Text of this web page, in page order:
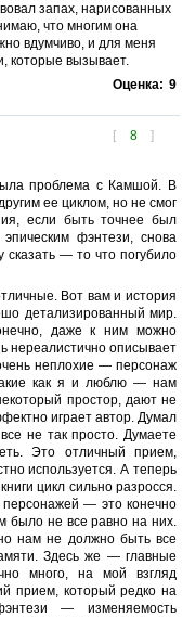
запах, нарисованных
что многим она
вдумчиво, и для меня
которые вызывает.
Оценка: 9
[ 8 ]
проблема с Камшой. В
ее циклом, но не смог
если быть точнее был
фэнтези, снова
сказать — то что погубило
Вот вам и история
детализированный мир.
даже к ним можно
нереалистично описывает
неплохие — персонаж
как я и люблю — нам
простор, дают не
играет автор. Думал
не так просто. Думаете
Это отличный прием,
используется. А теперь
цикл сильно разросся.
— это конечно
было не все равно на них.
нам не должно быть все
Здесь же — главные
много, на мой взгляд
прием, который редко на
— изменяемость